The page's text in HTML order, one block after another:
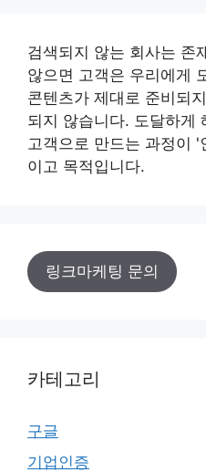
검색되지 않는 회사는 존
않으면 고객은 우리에게
콘텐츠가 제대로 준비되
되지 않습니다. 도달하게
고객으로 만드는 과정이 '
이고 목적입니다.
링크마케팅 문의
카테고리
구글
기업인증